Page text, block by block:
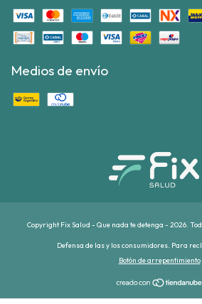
Medios de envío
Copyright Fix Salud - Que nada te detenga - 2026.
Defensa de las y los consumidores. Para
Botón de arrepentimiento